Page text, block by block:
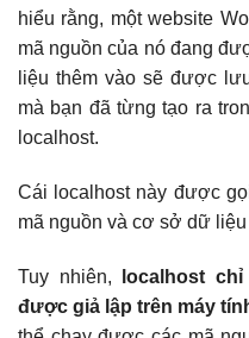
hiểu rằng, một website
mã nguồn của nó đang
liệu thêm vào sẽ được
mà bạn đã từng tạo ra
localhost.
Cái localhost này được
mã nguồn và cơ sở dữ
Tuy nhiên,
localhost
được giả lập trên máy